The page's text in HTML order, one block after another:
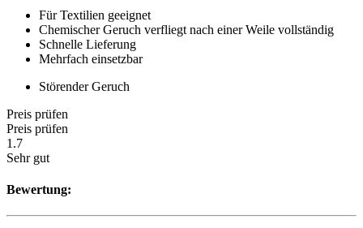
Für Textilien geeignet
Chemischer Geruch verfliegt nach einer Weile vollständig
Schnelle Lieferung
Mehrfach einsetzbar
Störender Geruch
Preis prüfen
Preis prüfen
1.7
Sehr gut
Bewertung: